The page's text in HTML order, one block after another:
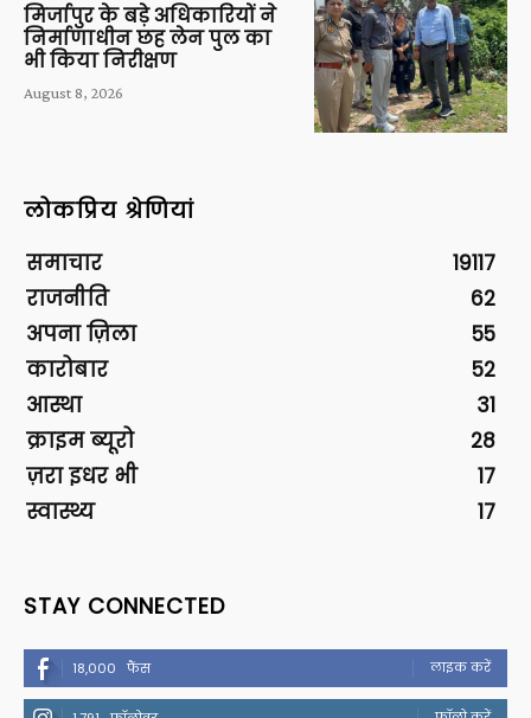
मिर्जापुर के बड़े अधिकारियों ने
निर्माणाधीन छह लेन पुल का
भी किया निरीक्षण
August 8, 2026
लोकप्रिय श्रेणियां
समाचार
19117
राजनीति
62
अपना ज़िला
55
कारोबार
52
आस्था
31
क्राइम ब्यूरो
28
ज़रा इधर भी
17
स्वास्थ्य
17
STAY CONNECTED
18,000 फैंस लाइक करें